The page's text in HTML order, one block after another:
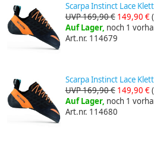
Scarpa Instinct Lace
UVP 169,90 € 149,90 €
Auf Lager, noch 1
Art.nr. 114679
Scarpa Instinct Lace
UVP 169,90 € 149,90 €
Auf Lager, noch 1
Art.nr. 114680